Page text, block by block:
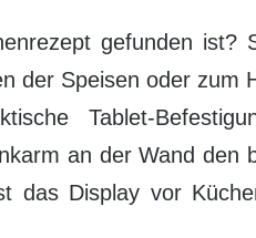
gefunden ist?
der Speisen oder zum
Tablet-
an der Wand den
das Display vor